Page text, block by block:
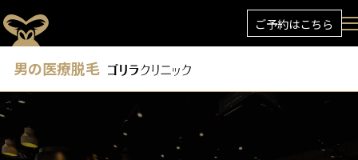
ご予約はこちら
男の医療脱毛